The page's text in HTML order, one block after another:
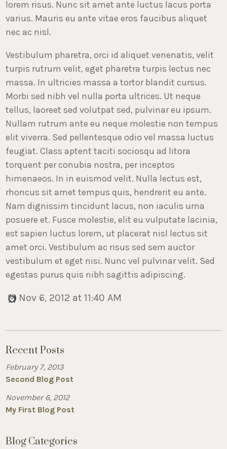
lorem risus. Nunc sit amet ante luctus lacus porta
varius. Mauris eu ante vitae eros faucibus aliquet
nec ac nisl.
Vestibulum pharetra, orci id aliquet venenatis, velit
turpis rutrum velit, eget pharetra turpis lectus nec
massa. In ultricies massa a tortor blandit cursus.
Morbi sed nibh vel nulla porta ultrices. Ut neque
tellus, laoreet sed volutpat sed, pulvinar eu ipsum.
Nullam rutrum ante eu neque molestie non tempus
elit viverra. Sed pellentesque odio vel massa luctus
feugiat. Class aptent taciti sociosqu ad litora
torquent per conubia nostra, per inceptos
himenaeos. In in euismod velit. Nulla lectus est,
rhoncus sit amet tempus quis, hendrerit eu ante.
Nam dignissim tincidunt lacus, non iaculis urna
posuere et. Fusce molestie, elit eu vulputate lacinia,
est sapien luctus lorem, ut placerat nisl lectus sit
amet orci. Vestibulum ac risus sed sem auctor
vestibulum et eget nisi. Nunc vel pulvinar velit. Sed
egestas purus quis nibh sagittis adipiscing.
Nov 6, 2012 at 11:40 AM
Recent Posts
February 7, 2013
Second Blog Post
November 6, 2012
My First Blog Post
Blog Categories